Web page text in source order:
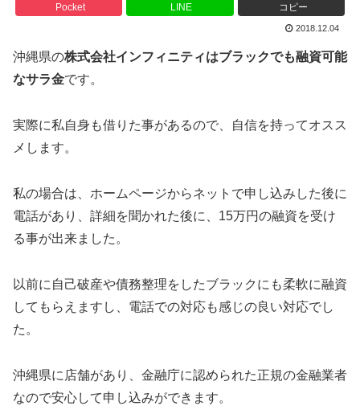
Pocket LINE コピー
2018.12.04
沖縄県の株式会社インフィニティはブラックでも融資可能
なサラ金です。
実際に私自身も借りた事があるので、自信を持ってオスス
メします。
私の場合は、ホームページからネットで申し込みした後に
電話があり、詳細を聞かれた後に、15万円の融資を受け
る事が出来ました。
以前に自己破産や債務整理をしたブラックにも柔軟に融資
してもらえますし、電話での対応も感じの良い対応でし
た。
沖縄県に店舗があり、金融庁に認められた正規の金融業者
なので安心して申し込みができます。